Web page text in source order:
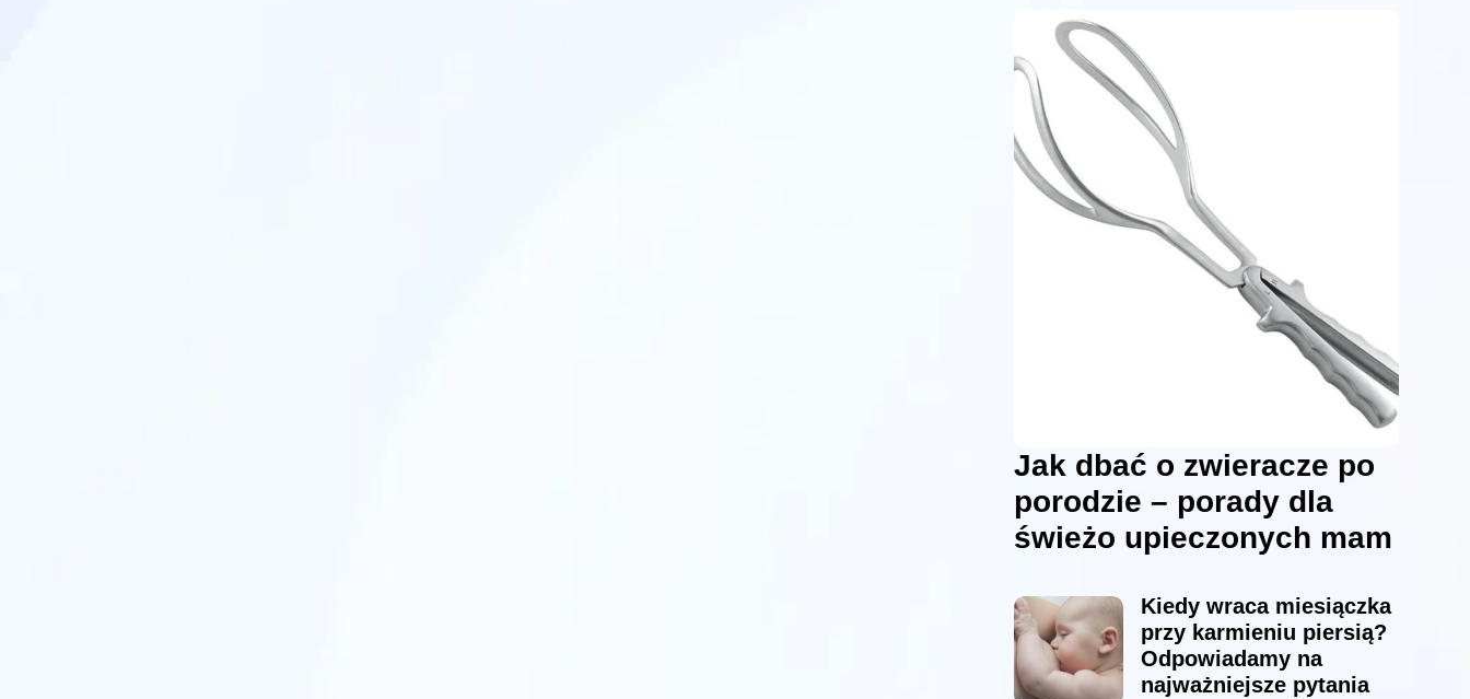
Jak dbać o zwieracze po
porodzie – porady dla
świeżo upieczonych mam
Kiedy wraca miesiączka
przy karmieniu piersią?
Odpowiadamy na
najważniejsze pytania